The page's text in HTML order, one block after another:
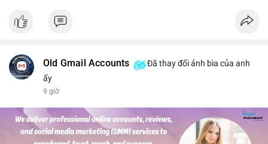
Khuyến nghị giao dịch cụ thể:
- Mục tiêu chốt lời: TP1: 77.50, TP2: 78.80
- Cắt lỗ: 74.90 (dưới vùng hỗ trợ gần nhất)
chốt 50% vị thế tại TP1 và dời stop loss về điểm hòa vốn.
#solusdt #longsol #vung76 #breakoutsol #lenhmuasol
Old Gmail Accounts
Đã thay đổi ảnh bìa của anh
ấy
9 giờ